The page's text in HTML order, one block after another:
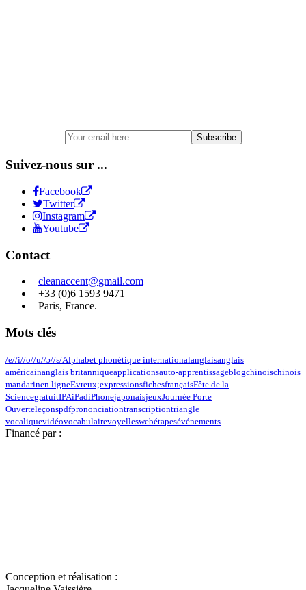
Suivez-nous sur ...
Facebook
Twitter
Instagram
Youtube
Contact
cleanaccent@gmail.com
+33 (0)6 1593 9471
Paris, France.
Mots clés
/e//i//o//u//ɔ//ɛ/Alphabet phonétique internationalanglaisanglais
américainanglais britanniqueapplicationsauto-apprentissageblogchinoischinois
mandarinen ligneEvreux;expressionsfichesfrançaisFête de la
SciencegratuitIPAiPadiPhonejaponaisjeuxJournée Porte
Ouverteleçonspdfprononciationtranscriptiontriangle
vocaliquevidéovocabulairevoyelleswebétapesévénements
Financé par :
Conception et réalisation :